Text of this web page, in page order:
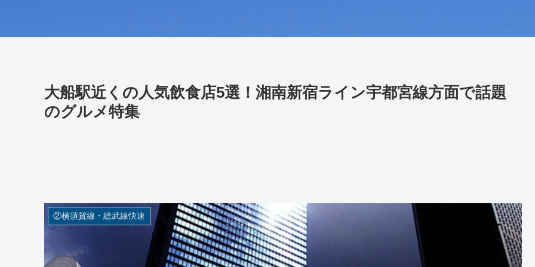
大船駅近くの人気飲食店5選！湘南新宿ライン宇都宮線方面で話題
のグルメ特集
②横須賀線・総武線快速